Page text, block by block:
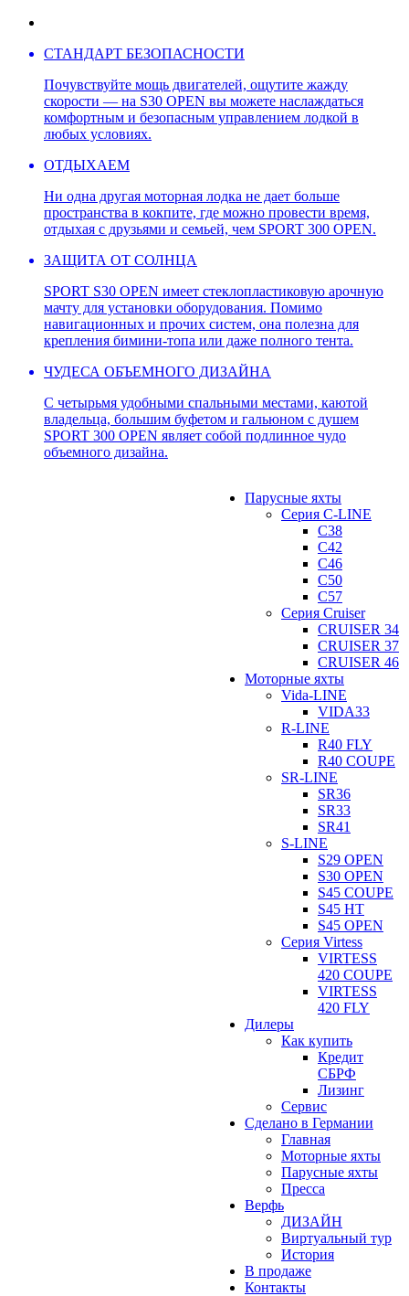
СТАНДАРТ БЕЗОПАСНОСТИ
Почувствуйте мощь двигателей, ощутите жажду
скорости — на S30 OPEN вы можете наслаждаться
комфортным и безопасным управлением лодкой в
любых условиях.
ОТДЫХАЕМ
Ни одна другая моторная лодка не дает больше
пространства в кокпите, где можно провести время,
отдыхая с друзьями и семьей, чем SPORT 300 OPEN.
ЗАЩИТА ОТ СОЛНЦА
SPORT S30 OPEN имеет стеклопластиковую арочную
мачту для установки оборудования. Помимо
навигационных и прочих систем, она полезна для
крепления бимини-топа или даже полного тента.
ЧУДЕСА ОБЪЕМНОГО ДИЗАЙНА
С четырьмя удобными спальными местами, каютой
владельца, большим буфетом и гальюном с душем
SPORT 300 OPEN являет собой подлинное чудо
объемного дизайна.
Парусные яхты
Серия C-LINE
C38
C42
C46
C50
C57
Серия Cruiser
CRUISER 34
CRUISER 37
CRUISER 46
Моторные яхты
Vida-LINE
VIDA33
R-LINE
R40 FLY
R40 COUPE
SR-LINE
SR36
SR33
SR41
S-LINE
S29 OPEN
S30 OPEN
S45 COUPE
S45 HT
S45 OPEN
Серия Virtess
VIRTESS
420 COUPE
VIRTESS
420 FLY
Дилеры
Как купить
Кредит
СБРФ
Лизинг
Сервис
Сделано в Германии
Главная
Моторные яхты
Парусные яхты
Пресса
Верфь
ДИЗАЙН
Виртуальный тур
История
В продаже
Контакты